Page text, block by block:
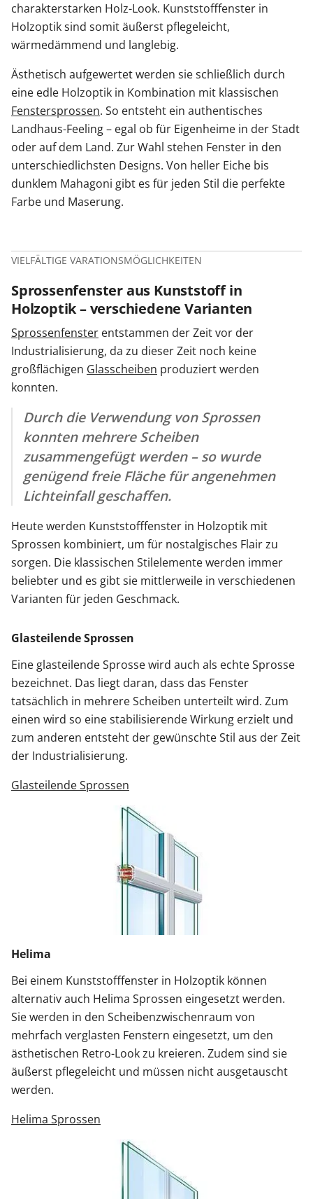
charakterstarken Holz-Look. Kunststofffenster in
Holzoptik sind somit äußerst pflegeleicht,
wärmedämmend und langlebig.
Ästhetisch aufgewertet werden sie schließlich durch
eine edle Holzoptik in Kombination mit klassischen
Fenstersprossen. So entsteht ein authentisches
Landhaus-Feeling – egal ob für Eigenheime in der Stadt
oder auf dem Land. Zur Wahl stehen Fenster in den
unterschiedlichsten Designs. Von heller Eiche bis
dunklem Mahagoni gibt es für jeden Stil die perfekte
Farbe und Maserung.
VIELFÄLTIGE VARATIONSMÖGLICHKEITEN
Sprossenfenster aus Kunststoff in
Holzoptik – verschiedene Varianten
Sprossenfenster entstammen der Zeit vor der
Industrialisierung, da zu dieser Zeit noch keine
großflächigen Glasscheiben produziert werden
konnten.
Durch die Verwendung von Sprossen
konnten mehrere Scheiben
zusammengefügt werden – so wurde
genügend freie Fläche für angenehmen
Lichteinfall geschaffen.
Heute werden Kunststofffenster in Holzoptik mit
Sprossen kombiniert, um für nostalgisches Flair zu
sorgen. Die klassischen Stilelemente werden immer
beliebter und es gibt sie mittlerweile in verschiedenen
Varianten für jeden Geschmack.
Glasteilende Sprossen
Eine glasteilende Sprosse wird auch als echte Sprosse
bezeichnet. Das liegt daran, dass das Fenster
tatsächlich in mehrere Scheiben unterteilt wird. Zum
einen wird so eine stabilisierende Wirkung erzielt und
zum anderen entsteht der gewünschte Stil aus der Zeit
der Industrialisierung.
Glasteilende Sprossen
Helima
Bei einem Kunststofffenster in Holzoptik können
alternativ auch Helima Sprossen eingesetzt werden.
Sie werden in den Scheibenzwischenraum von
mehrfach verglasten Fenstern eingesetzt, um den
ästhetischen Retro-Look zu kreieren. Zudem sind sie
äußerst pflegeleicht und müssen nicht ausgetauscht
werden.
Helima Sprossen